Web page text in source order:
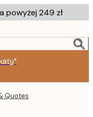
powyżej 249 zł
Quotes